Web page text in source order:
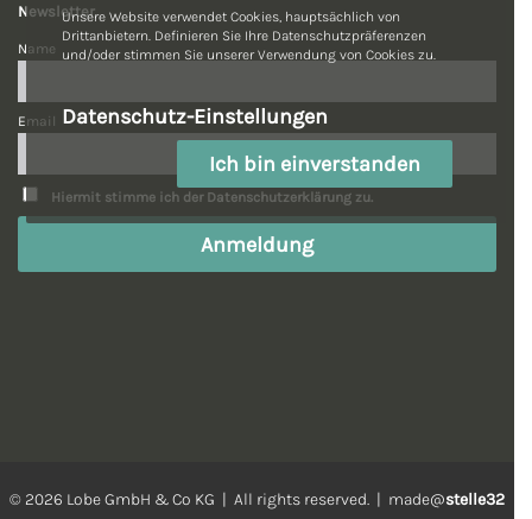
Newsletter
Name
Email
Hiermit stimme ich der Datenschutzerklärung zu.
© 2026 Lobe GmbH & Co KG | All rights reserved. | made@stelle32
Unsere Website verwendet Cookies, hauptsächlich von
Drittanbietern. Definieren Sie Ihre Datenschutzpräferenzen
und/oder stimmen Sie unserer Verwendung von Cookies zu.
Datenschutz-Einstellungen
Ich bin einverstanden